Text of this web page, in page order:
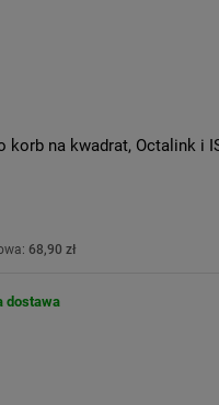
korb na kwadrat, Octalink i
68,90 zł
dostawa